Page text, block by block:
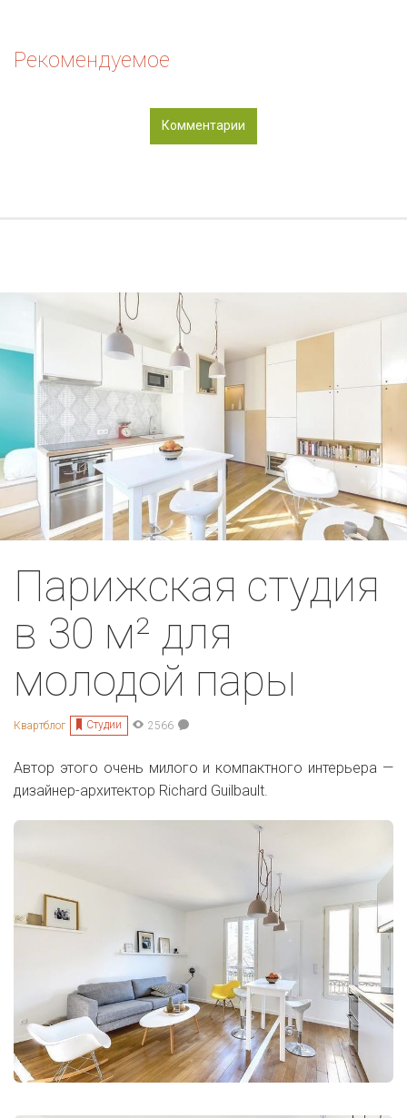
Рекомендуемое
Комментарии
Парижская студия
в 30 м² для
молодой пары
Квартблог Студии 2566
Автор этого очень милого и компактного интерьера —
дизайнер-архитектор Richard Guilbault.